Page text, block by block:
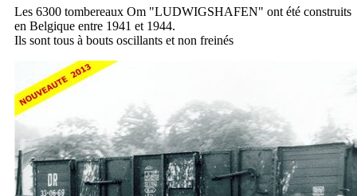
Les 6300 tombereaux Om "LUDWIGSHAFEN" ont été construits
en Belgique entre 1941 et 1944.
Ils sont tous à bouts oscillants et non freinés